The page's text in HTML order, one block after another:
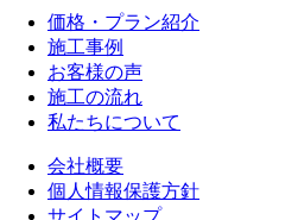
価格・プラン紹介
施工事例
お客様の声
施工の流れ
私たちについて
会社概要
個人情報保護方針
サイトマップ